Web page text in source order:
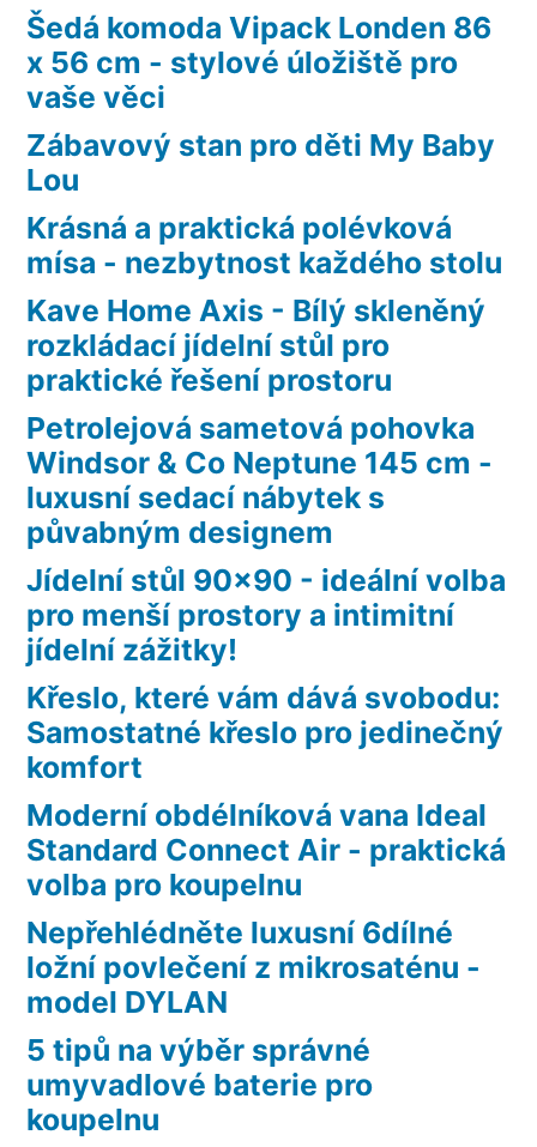
Šedá komoda Vipack Londen 86
x 56 cm - stylové úložiště pro
vaše věci
Zábavový stan pro děti My Baby
Lou
Krásná a praktická polévková
mísa - nezbytnost každého stolu
Kave Home Axis - Bílý skleněný
rozkládací jídelní stůl pro
praktické řešení prostoru
Petrolejová sametová pohovka
Windsor & Co Neptune 145 cm -
luxusní sedací nábytek s
půvabným designem
Jídelní stůl 90×90 - ideální volba
pro menší prostory a intimitní
jídelní zážitky!
Křeslo, které vám dává svobodu:
Samostatné křeslo pro jedinečný
komfort
Moderní obdélníková vana Ideal
Standard Connect Air - praktická
volba pro koupelnu
Nepřehlédněte luxusní 6dílné
ložní povlečení z mikrosaténu -
model DYLAN
5 tipů na výběr správné
umyvadlové baterie pro
koupelnu